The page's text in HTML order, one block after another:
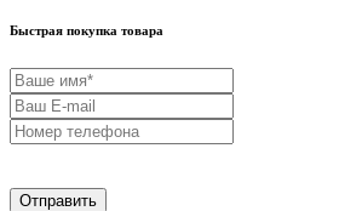
Быстрая покупка товара
Отправить